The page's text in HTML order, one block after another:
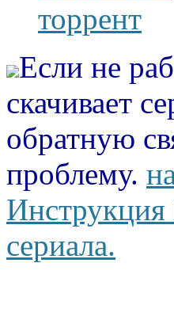
торрент
Если не
скачивает
обратную
проблему.
Инструкция
сериала.